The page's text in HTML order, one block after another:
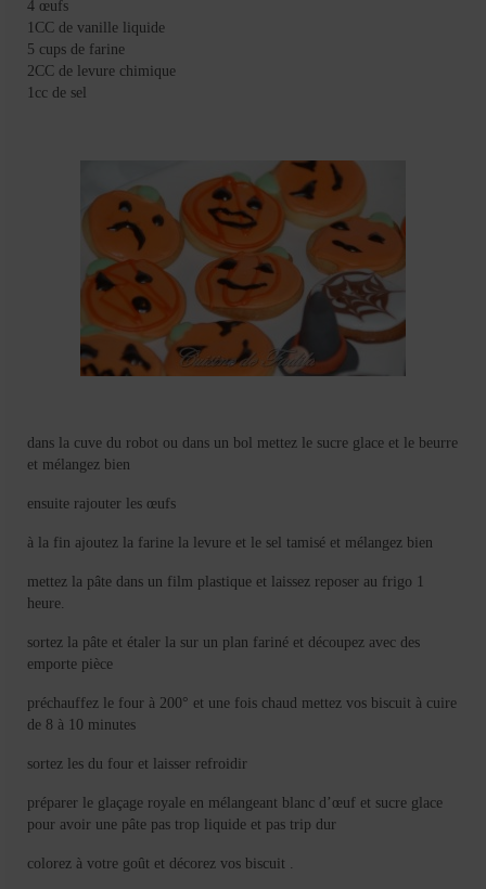
4 œufs
1CC de vanille liquide
5 cups de farine
2CC de levure chimique
1cc de sel
dans la cuve du robot ou dans un bol mettez le sucre glace et le beurre
et mélangez bien
ensuite rajouter les œufs
à la fin ajoutez la farine la levure et le sel tamisé et mélangez bien
mettez la pâte dans un film plastique et laissez reposer au frigo 1
heure.
sortez la pâte et étaler la sur un plan fariné et découpez avec des
emporte pièce
préchauffez le four à 200° et une fois chaud mettez vos biscuit à cuire
de 8 à 10 minutes
sortez les du four et laisser refroidir
préparer le glaçage royale en mélangeant blanc d’œuf et sucre glace
pour avoir une pâte pas trop liquide et pas trip dur
colorez à votre goût et décorez vos biscuit .